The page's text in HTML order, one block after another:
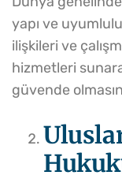
yapı ve
ilişkileri ve
hizmetleri
güvende